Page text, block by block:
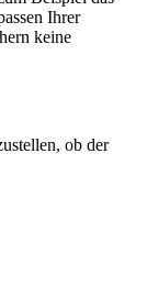
Ihrer
keine
ob der